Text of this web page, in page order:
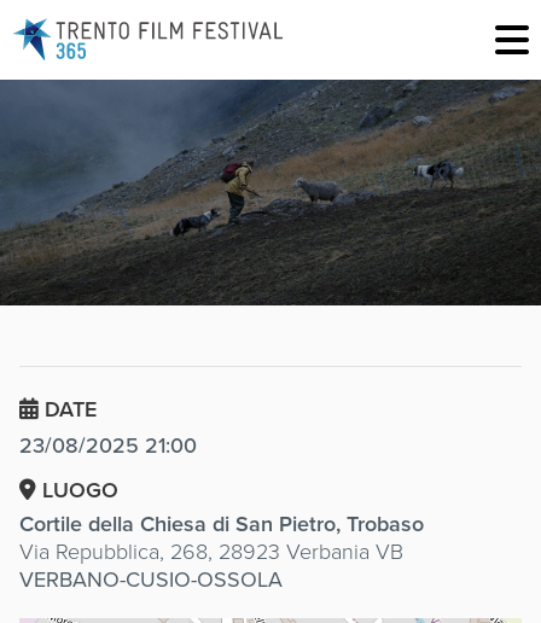
DATE
23/08/2025 21:00
LUOGO
Cortile della Chiesa di San Pietro, Trobaso
Via Repubblica, 268, 28923 Verbania VB
VERBANO-CUSIO-OSSOLA